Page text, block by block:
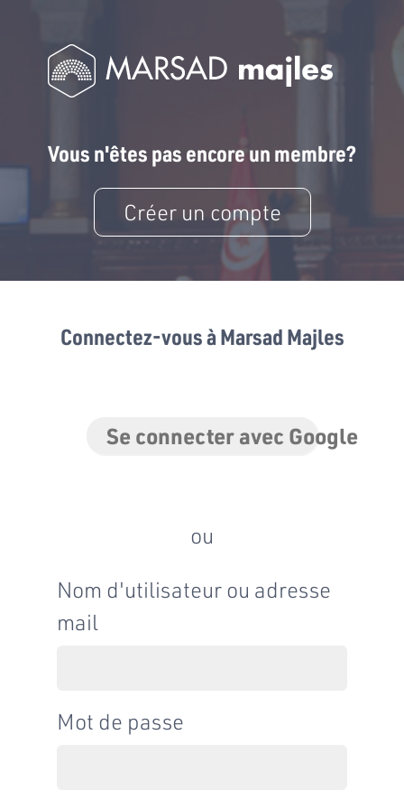
Vous n'êtes pas encore un membre?
Créer un compte
Connectez-vous à Marsad Majles
Se connecter avec Google
ou
Nom d'utilisateur ou adresse
mail
Mot de passe